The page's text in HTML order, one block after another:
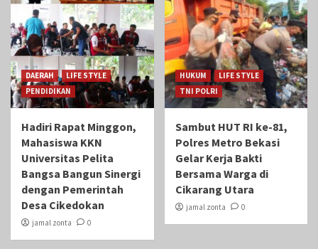
DAERAH
LIFE STYLE
PENDIDIKAN
Hadiri Rapat Minggon,
Mahasiswa KKN
Universitas Pelita
Bangsa Bangun Sinergi
dengan Pemerintah
Desa Cikedokan
jamal zonta 0
HUKUM
LIFE STYLE
TNI POLRI
Sambut HUT RI ke-81,
Polres Metro Bekasi
Gelar Kerja Bakti
Bersama Warga di
Cikarang Utara
jamal zonta 0